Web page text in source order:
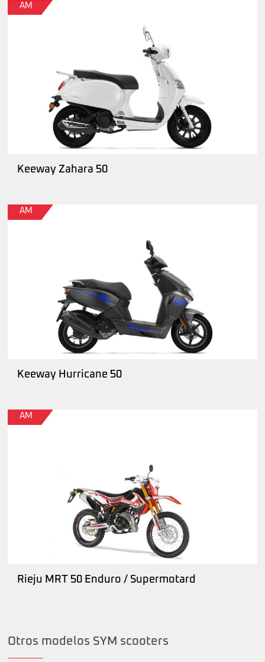
AM
Keeway Zahara 50
AM
Keeway Hurricane 50
AM
Rieju MRT 50 Enduro / Supermotard
Otros modelos SYM scooters